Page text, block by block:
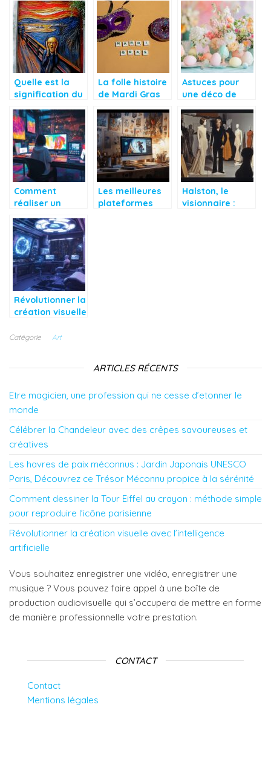
piano ?
theatre
decoration
interieure avec
de l’art
contemporain.
Quelle est la
signification du
sur le tableau le
cri de Munch ?
La folle histoire
de Mardi Gras
Astuces pour
une déco de
cher et
tendance
Comment
réaliser un
trois étapes
simples
Les meilleures
plateformes
Halston, le
visionnaire :
Révolutionner la
création visuelle
l’intelligence
Catégorie Art
ARTICLES RÉCENTS
Etre magicien, une profession qui ne cesse d’etonner le
monde
Célébrer la Chandeleur avec des crêpes savoureuses et
créatives
Les havres de paix méconnus : Jardin Japonais UNESCO
Paris, Découvrez ce Trésor Méconnu propice à la sérénité
Comment dessiner la Tour Eiffel au crayon : méthode simple
pour reproduire l’icône parisienne
Révolutionner la création visuelle avec l’intelligence
artificielle
Vous souhaitez enregistrer une vidéo, enregistrer une
musique ? Vous pouvez faire appel à une boîte de
production audiovisuelle qui s’occupera de mettre en forme
de manière professionnelle votre prestation.
CONTACT
Contact
Mentions légales